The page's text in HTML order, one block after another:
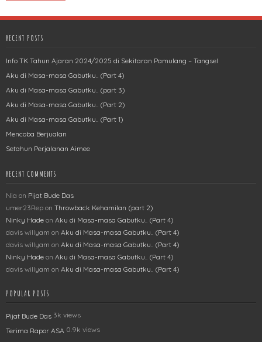
RECENT POSTS
Info TK Tahun Ajaran 2024/2025 di Sekitaran Pamulang – Tangsel
Aku di Masa-masa Gabutku.. (Part 4)
Aku di Masa-masa Gabutku.. (part 3)
Aku di Masa-masa Gabutku.. (Part 2)
Aku di Masa-masa Gabutku.. (Part 1)
Mencoba Berjualan
Setahun Perjalanan Aimee
RECENT COMMENTS
Nia on Pijat Bude Das
umer23Rep on Throwback Kehamilan (part 2)
Ninky Hade on Aku di Masa-masa Gabutku.. (Part 4)
davis willyam on Aku di Masa-masa Gabutku.. (Part 4)
davis willyam on Aku di Masa-masa Gabutku.. (Part 4)
Ninky Hade on Aku di Masa-masa Gabutku.. (Part 4)
davis willyam on Aku di Masa-masa Gabutku.. (Part 4)
POPULAR POSTS
Pijat Bude Das 3k views
Terima Rapor ASA 0.9k views